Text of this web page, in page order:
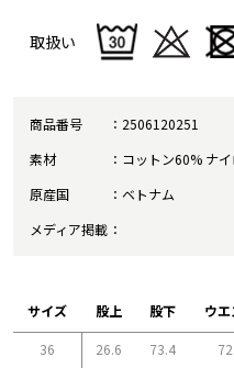
取扱い
商品番号
2506120251
素材
コットン60% ナ
原産国
ベトナム
メディア掲載
サイズ 股上 股下 ウエ
36 26.6 73.4